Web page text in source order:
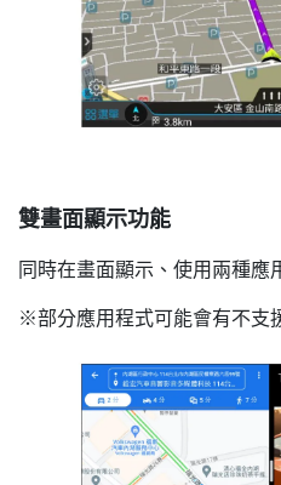
雙畫面顯示功能
同時在畫面顯示、使用兩種應
※部分應用程式可能會有不支